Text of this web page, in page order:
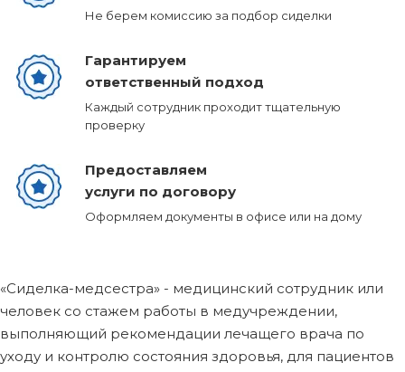
Не берем комиссию за подбор сиделки
Гарантируем
ответственный подход
Каждый сотрудник проходит тщательную
проверку
Предоставляем
услуги по договору
Оформляем документы в офисе или на дому
«Сиделка-медсестра» - медицинский сотрудник или
человек со стажем работы в медучреждении,
выполняющий рекомендации лечащего врача по
уходу и контролю состояния здоровья, для пациентов